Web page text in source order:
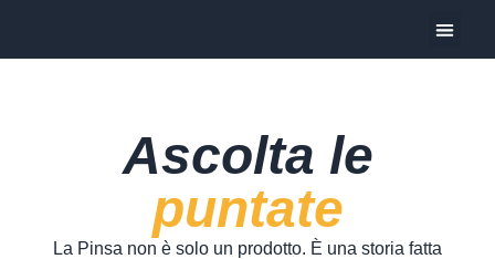
Ascolta le
puntate
La Pinsa non è solo un prodotto. È una storia fatta